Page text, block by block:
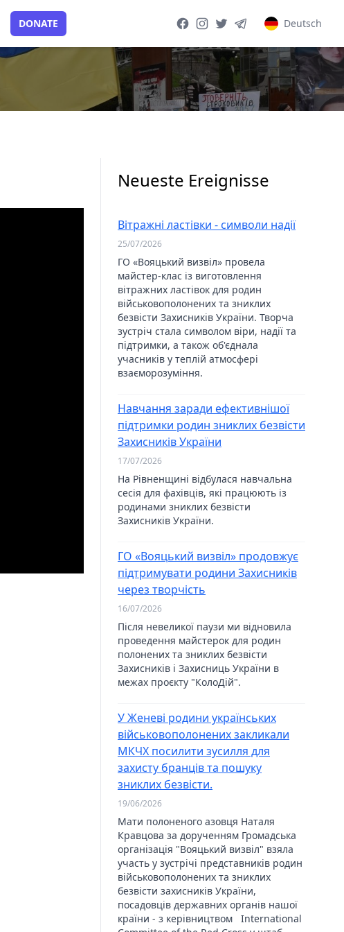
Deutsch
DONATE
Neueste Ereignisse
Вітражні ластівки - символи надії
25/07/2026
ГО «Вояцький визвіл» провела
майстер-клас із виготовлення
вітражних ластівок для родин
військовополонених та зниклих
безвісти Захисників України. Творча
зустріч стала символом віри, надії та
підтримки, а також об'єднала
учасників у теплій атмосфері
взаєморозуміння.
Навчання заради ефективнішої
підтримки родин зниклих безвісти
Захисників України
17/07/2026
На Рівненщині відбулася навчальна
сесія для фахівців, які працюють із
родинами зниклих безвісти
Захисників України.
ГО «Вояцький визвіл» продовжує
підтримувати родини Захисників
через творчість
16/07/2026
Після невеликої паузи ми відновила
проведення майстерок для родин
полонених та зниклих безвісти
Захисників і Захисниць України в
межах проєкту "КолоДій".
У Женеві родини українських
військовополонених закликали
МКЧХ посилити зусилля для
захисту бранців та пошуку
зниклих безвісти.
19/06/2026
Мати полоненого азовця Наталя
Кравцова за дорученням Громадська
організація "Вояцький визвіл" взяла
участь у зустрічі представників родин
військовополонених та зниклих
безвісти захисників України,
посадовців державних органів нашої
країни - з керівництвом International